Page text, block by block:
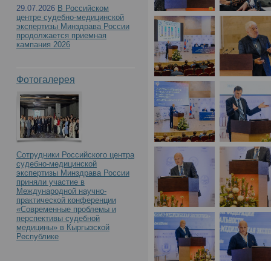
29.07.2026 В Российском
центре судебно-медицинской
экспертизы Минздрава России
продолжается приемная
кампания 2026
Фотогалерея
Сотрудники Российского центра
судебно-медицинской
экспертизы Минздрава России
приняли участие в
Международной научно-
практической конференции
«Современные проблемы и
перспективы судебной
медицины» в Кыргызской
Республике